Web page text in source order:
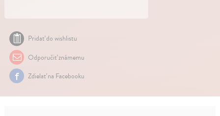
Pridať do wishlistu
Odporučiť známemu
Zdielať na Facebooku